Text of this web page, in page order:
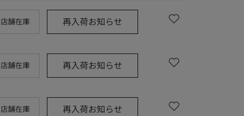
店舗在庫 再入荷お知らせ
店舗在庫 再入荷お知らせ
店舗在庫 再入荷お知らせ